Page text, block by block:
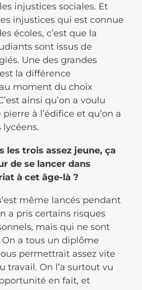
injustices sociales. Et
injustices qui est connue
écoles, c’est que la
sont issus de
Une des grandes
la différence
moment du choix
ainsi qu’on a voulu
à l’édifice et qu’on a
les trois assez jeune, ça
de se lancer dans
à cet âge-là ?
même lancés pendant
a pris certains risques
mais qui ne sont
On a tous un diplôme
permettrait assez vite
travail. On l’a surtout vu
en fait, et